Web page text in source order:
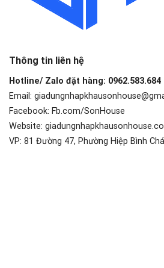
Thông tin liên hệ
Hotline/ Zalo đặt hàng: 0962.583.684
Email:
Facebook: Fb.com/SonHouse
Website:
VP: 81 Đường 47, Phường Hiệp Bình